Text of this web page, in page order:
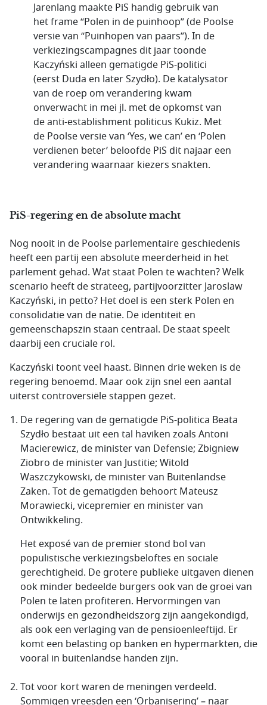
Jarenlang maakte PiS handig gebruik van
het frame “Polen in de puinhoop” (de Poolse
versie van “Puinhopen van paars”). In de
verkiezingscampagnes dit jaar toonde
Kaczyński alleen gematigde PiS-politici
(eerst Duda en laterSzydło). De katalysator
van de roep om verandering kwam
onverwacht in mei jl. met de opkomst van
de anti-establishment politicus Kukiz. Met
de Poolse versie van ‘Yes, we can’ en ‘Polen
verdienen beter’ beloofde PiS dit najaar een
verandering waarnaar kiezers snakten.
PiS-regering en de absolute macht
Nog nooit in de Poolse parlementaire geschiedenis
heeft een partij een absolute meerderheid in het
parlement gehad. Wat staat Polen te wachten? Welk
scenario heeft de strateeg, partijvoorzitterJaroslaw
Kaczyński, in petto? Het doel is een sterk Polen en
consolidatie van de natie. De identiteit en
gemeenschapszin staan centraal. De staat speelt
daarbij een cruciale rol.
Kaczyński toont veel haast. Binnen drie weken is de
regering benoemd. Maar ook zijn snel een aantal
uiterst controversiële stappen gezet.
De regering van de gematigde PiS-politica Beata
Szydło bestaat uit een tal haviken zoals Antoni
Macierewicz, de minister van Defensie; Zbigniew
Ziobro de minister van Justitie; Witold
Waszczykowski, de minister van Buitenlandse
Zaken. Tot de gematigden behoort Mateusz
Morawiecki, vicepremier en minister van
Ontwikkeling.
Het exposé van de premier stond bol van
populistische verkiezingsbeloftes en sociale
gerechtigheid. De grotere publieke uitgaven dienen
ook minder bedeelde burgers ook van de groei van
Polen te laten profiteren. Hervormingen van
onderwijs en gezondheidszorg zijn aangekondigd,
als ook een verlaging van de pensioenleeftijd. Er
komt een belasting op banken en hypermarkten, die
vooral in buitenlandse handen zijn.
Tot voor kort waren de meningen verdeeld.
Sommigen vreesden een ‘Orbanisering’ – naar